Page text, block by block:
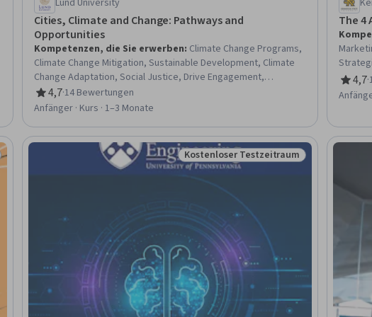
Lund University
Cities, Climate and Change: Pathways and
Opportunities
Kompetenzen, die Sie erwerben: Climate Change Programs,
Climate Change Mitigation, Sustainable Development, Climate
Change Adaptation, Social Justice, Drive Engagement,
Community Development, Social Impact, Mitigation, Systems
Thinking, Stakeholder Engagement, Research and Design,
Strategic Partnership, Governance, Collaboration
4,7
Bewertung, 4,7 von 5 Sternen
·14 Bewertungen
Anfänger · Kurs · 1–3 Monate
The 4
4,7·
Status: Kostenloser Testzeitraum
Kostenloser Testzeitraum